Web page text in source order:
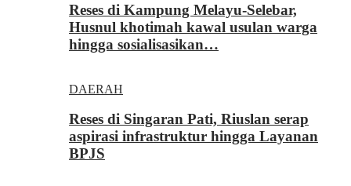
Reses di Kampung Melayu-Selebar,
Husnul khotimah kawal usulan warga
hingga sosialisasikan…
DAERAH
Reses di Singaran Pati, Riuslan serap
aspirasi infrastruktur hingga Layanan
BPJS